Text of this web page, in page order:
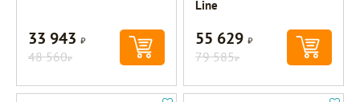
33 943Р
48 560Р
Line
55 629Р
79 585Р